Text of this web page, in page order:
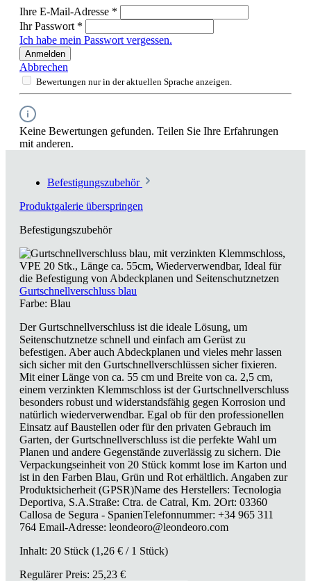
Ihre E-Mail-Adresse *
Ihr Passwort *
Ich habe mein Passwort vergessen.
Anmelden
Abbrechen
Bewertungen nur in der aktuellen Sprache anzeigen.
Keine Bewertungen gefunden. Teilen Sie Ihre Erfahrungen
mit anderen.
Befestigungszubehör
Produktgalerie überspringen
Befestigungszubehör
Gurtschnellverschluss blau
Farbe: Blau
Der Gurtschnellverschluss ist die ideale Lösung, um
Seitenschutznetze schnell und einfach am Gerüst zu
befestigen. Aber auch Abdeckplanen und vieles mehr lassen
sich sicher mit den Gurtschnellverschlüssen sicher fixieren.
Mit einer Länge von ca. 55 cm und Breite von ca. 2,5 cm,
einem verzinkten Klemmschloss ist der Gurtschnellverschluss
besonders robust und widerstandsfähig gegen Korrosion und
natürlich wiederverwendbar. Egal ob für den professionellen
Einsatz auf Baustellen oder für den privaten Gebrauch im
Garten, der Gurtschnellverschluss ist die perfekte Wahl um
Planen und andere Gegenstände zuverlässig zu sichern. Die
Verpackungseinheit von 20 Stück kommt lose im Karton und
ist in den Farben Blau, Grün und Rot erhältlich. Angaben zur
Produktsicherheit (GPSR)Name des Herstellers: Tecnologia
Deportiva, S.A.Straße: Ctra. de Catral, Km. 2Ort: 03360
Callosa de Segura - SpanienTelefonnummer: +34 965 311
764 Email-Adresse: leondeoro@leondeoro.com
Inhalt: 20 Stück (1,26 € / 1 Stück)
Regulärer Preis: 25,23 €